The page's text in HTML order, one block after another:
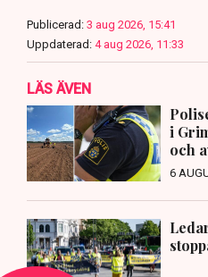
Publicerad: 3 aug 2026, 15:41
Uppdaterad: 4 aug 2026, 11:33
LÄS ÄVEN
i
och
6